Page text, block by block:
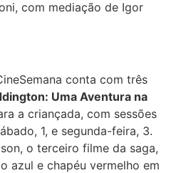
com mediação de Igor
conta com três
Uma Aventura na
a criançada, com sessões
1, e segunda-feira, 3.
o terceiro filme da saga,
azul e chapéu vermelho em